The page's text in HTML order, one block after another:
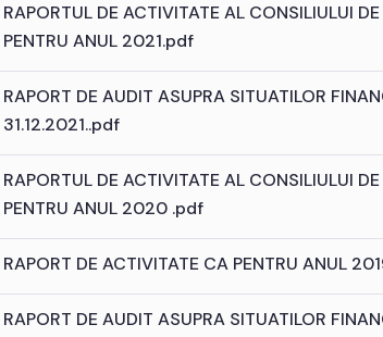
RAPORTUL DE ACTIVITATE AL CONSILIULUI
PENTRU ANUL 2021.pdf
RAPORT DE AUDIT ASUPRA SITUATILOR
31.12.2021..pdf
RAPORTUL DE ACTIVITATE AL CONSILIULUI
PENTRU ANUL 2020 .pdf
RAPORT DE ACTIVITATE CA PENTRU ANUL
RAPORT DE AUDIT ASUPRA SITUATILOR